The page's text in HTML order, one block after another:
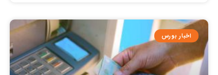
اخبار بورس